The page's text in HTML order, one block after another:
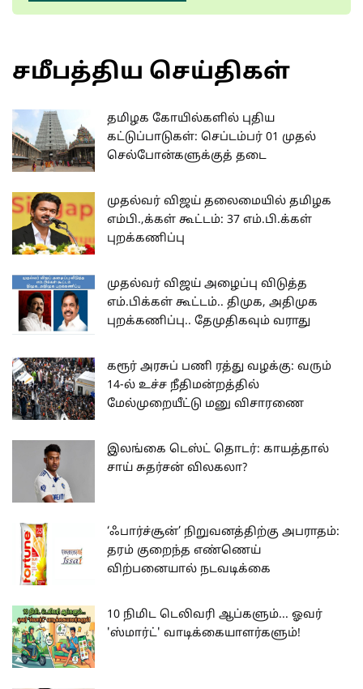
சமீபத்திய செய்திகள்
தமிழக கோயில்களில் புதிய
கட்டுப்பாடுகள்: செப்டம்பர் 01 முதல்
செல்போன்களுக்குத் தடை
முதல்வர் விஜய் தலைமையில் தமிழக
எம்பி.,க்கள் கூட்டம்: 37 எம்.பி.க்கள்
புறக்கணிப்பு
முதல்வர் விஜய் அழைப்பு விடுத்த
எம்.பிக்கள் கூட்டம்.. திமுக, அதிமுக
புறக்கணிப்பு.. தேமுதிகவும் வராது
கரூர் அரசுப் பணி ரத்து வழக்கு: வரும்
14-ல் உச்ச நீதிமன்றத்தில்
மேல்முறையீட்டு மனு விசாரணை
இலங்கை டெஸ்ட் தொடர்: காயத்தால்
சாய் சுதர்சன் விலகலா?
‘ஃபார்ச்சூன்’ நிறுவனத்திற்கு அபராதம்:
தரம் குறைந்த எண்ணெய்
விற்பனையால் நடவடிக்கை
10 நிமிட டெலிவரி ஆப்களும்... ஓவர்
'ஸ்மார்ட்' வாடிக்கையாளர்களும்!